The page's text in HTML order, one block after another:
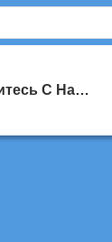
Свяжитесь С Нами